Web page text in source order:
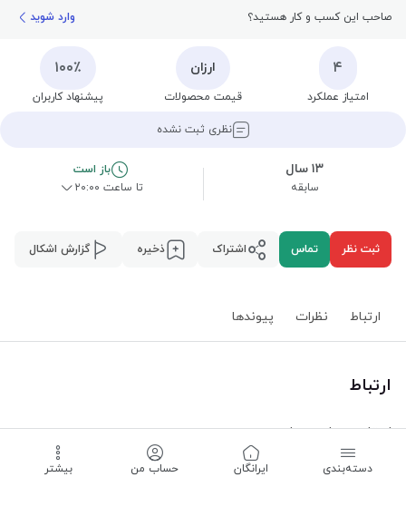
صاحب این کسب و کار هستید؟ وارد شوید
۴
امتیاز عملکرد
ارزان
قیمت محصولات
۱۰۰٪
پیشنهاد کاربران
نظری ثبت نشده
۱۳ سال
سابقه
باز است
تا ساعت ۲۰:۰۰
ثبت نظر تماس اشتراک ذخیره گزارش اشکال
ارتباط نظرات پیوند‌ها
ارتباط
استان همدان،همدان،
دسته‌بندی ‌ایرانگان حساب من بیشتر